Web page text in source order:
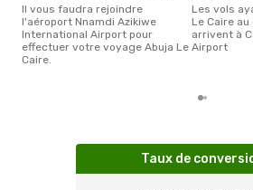
Il vous faudra rejoindre
l'aéroport Nnamdi Azikiwe
International Airport pour
effectuer votre voyage Abuja Le
Caire.
Les vols ayant pour destination
Le Caire
arrivent à
Airport
Taux de